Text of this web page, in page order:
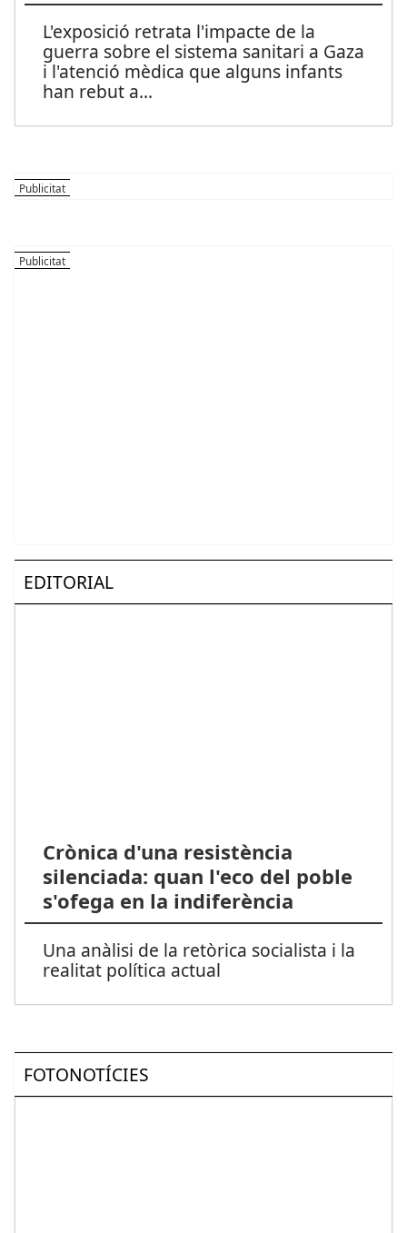
L'exposició retrata l'impacte de la
guerra sobre el sistema sanitari a Gaza
i l'atenció mèdica que alguns infants
han rebut a...
EDITORIAL
Crònica d'una resistència
silenciada: quan l'eco del poble
s'ofega en la indiferència
Una anàlisi de la retòrica socialista i la
realitat política actual
FOTONOTÍCIES